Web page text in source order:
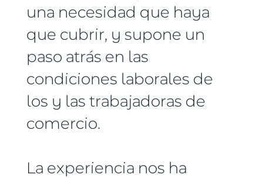
una necesidad que haya
que cubrir, y supone un
paso atrás en las
condiciones laborales de
los y las trabajadoras de
comercio.
La experiencia nos ha